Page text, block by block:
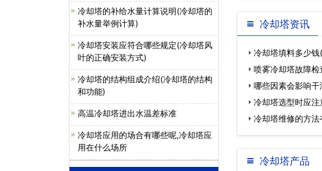
冷却塔的补给水量计算说明(冷却塔的
补水量举例计算)
冷却塔安装应符合哪些规定(冷却塔风
叶的正确安装方式)
冷却塔的结构组成介绍(冷却塔的结构
和功能)
高温冷却塔进出水温差标准
冷却塔应用的场合有哪些呢,冷却塔应
用在什么场所
冷却塔资讯
冷却塔填料多少
喷雾冷却塔故障
坏…哪些因素会影响
限…冷却塔选型时应注
冷却塔维修的方
冷却塔产品